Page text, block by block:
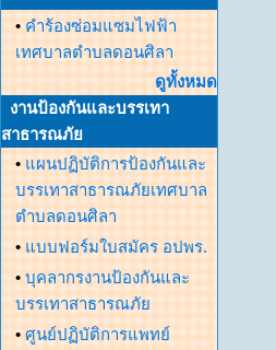
• คำร้องซ่อมแซมไฟฟ้า
เทศบาลตำบลดอนศิลา
ดูทั้งหมด
งานป้องกันและบรรเทา
สาธารณภัย
• แผนปฏิบัติการป้องกันและ
บรรเทาสาธารณภัยเทศบาล
ตำบลดอนศิลา
• แบบฟอร์มใบสมัคร อปพร.
• บุคลากรงานป้องกันและ
บรรเทาสาธารณภัย
• ศูนย์ปฏิบัติการแพทย์